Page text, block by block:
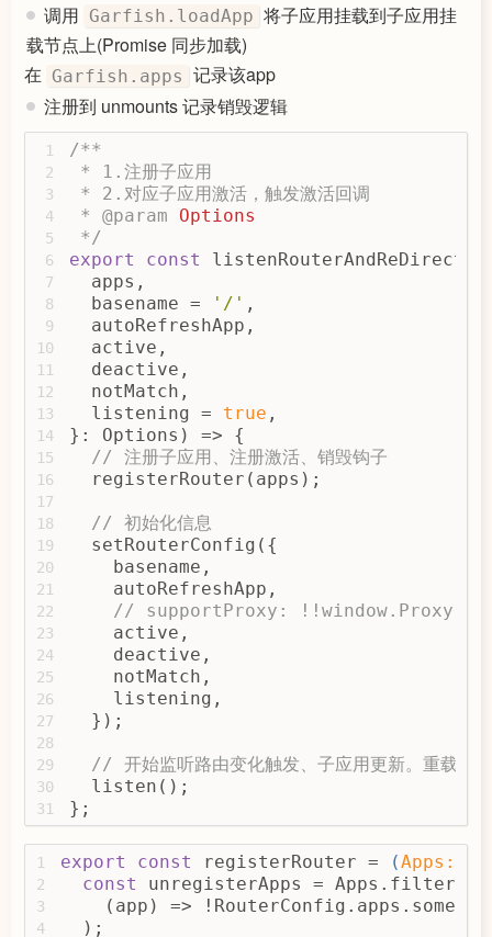
50
51
53
54
55
56
57
58
59
60
61
62
63
64
65
66
67
68
69
70
71
72
73
74
75
76
77
78
79
80
81
82
83
84
85
86
87
// Destroy the application
if (app.mounting) {
delete
          }
          call(app,
        };
if (currentApp ===
await call(app, true
        }
      }
    }
async function
      routerLog(
        appInfo,
        rootPath,
      });
      activeApp =
const { name, deactive } =
if (deactive) return
const unmount = unmounts[name];
      unmount && unmount();
delete
// Nested scene to remove the
// To avoid the main
const needToDeleteApps =
if (appInfo.rootPath ===
      });
delete
        });
        router.setRouterConfig({
apps:
return
(needDelete) =>
            );
调用 Garfish.loadApp 将子应用挂载到子应用挂
载节点上(Promise 同步加载)
在 Garfish.apps 记录该app
注册到 unmounts 记录销毁逻辑
1
2
3
4
5
6
7
8
9
10
11
12
13
14
15
16
17
18
19
20
21
22
23
24
25
26
27
28
29
30
31
/**
* 1.注册子应用
* 2.对应子应用激活，触发激活回调
* @param Options
*/
export
const listenRouterAndReDirect
  apps,
  basename =
'/' ,
  autoRefreshApp,
  active,
  deactive,
  notMatch,
  listening =
true ,
}: Options) => {
// 注册子应用、注册激活、销毁钩子
  registerRouter(apps);
// 初始化信息
  setRouterConfig({
    basename,
    autoRefreshApp,
// supportProxy: !!window.Proxy,
    active,
    deactive,
    notMatch,
    listening,
  });
// 开始监听路由变化触发、子应用更新。重载默
  listen();
};
1
2
3
4
export const registerRouter = (Apps:
const unregisterApps = Apps.filter(
    (app) => !RouterConfig.apps.some(
  );